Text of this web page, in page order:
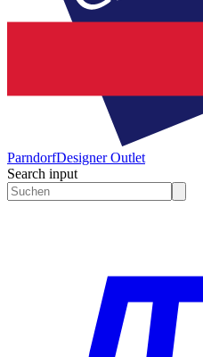
ParndorfDesigner Outlet
Search input